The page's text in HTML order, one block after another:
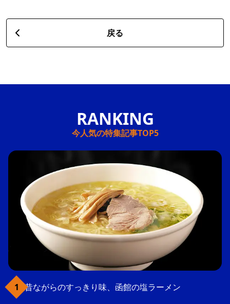
戻る
今人気の特集記事TOP5
昔ながらのすっきり味、函館の塩ラーメン